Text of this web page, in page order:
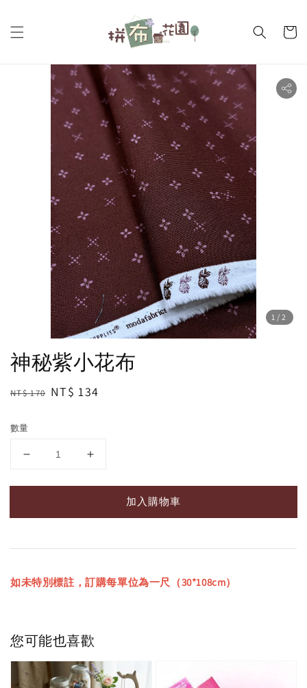
1 /2
神秘紫小花布
Regular
NT$ 170 Sale
NT$ 134
數量
加入購物車
如未特別標註，訂購每單位為一尺（30*108cm）
您可能也喜歡